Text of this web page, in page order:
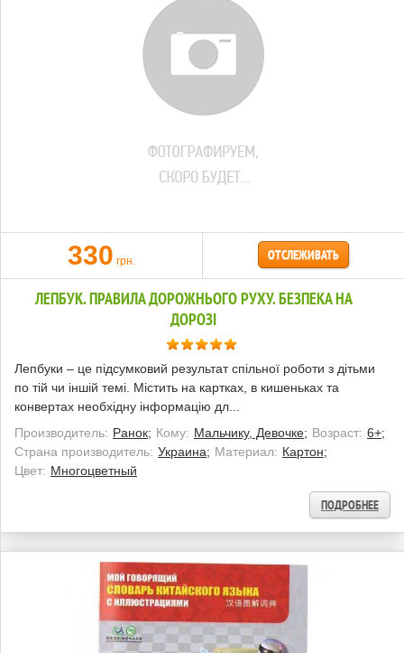
330 грн. ОТСЛЕЖИВАТЬ
ЛЕПБУК. ПРАВИЛА ДОРОЖНЬОГО РУХУ. БЕЗПЕКА НА
ДОРОЗІ
Лепбуки – це підсумковий результат спільної роботи з дітьми
по тій чи іншій темі. Містить на картках, в кишеньках та
конвертах необхідну інформацію дл...
Производитель: Ранок; Кому: Мальчику, Девочке; Возраст: 6+;
Страна производитель: Украина; Материал: Картон;
Цвет: Многоцветный
ПОДРОБНЕЕ